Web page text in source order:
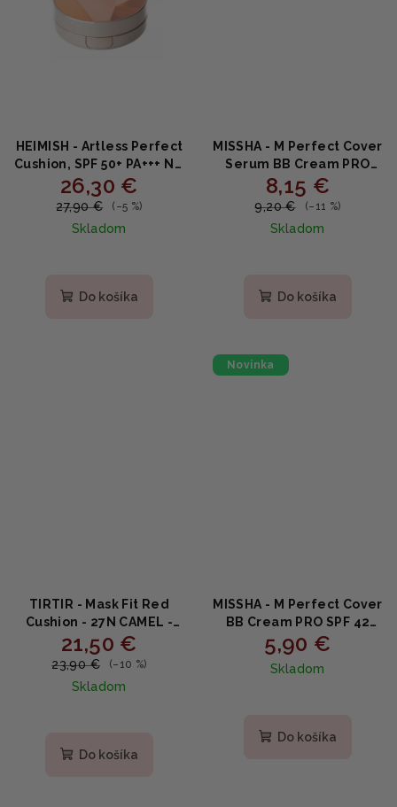
HEIMISH - Artless Perfect
Cushion, SPF 50+ PA+++ NO
25. Medium Beige -
Dlhotrvácny make-up v
hubke odtieň 25
26,30 €
27,90 € (–5 %)
Skladom
produktu
Do košíka
MISSHA - M Perfect Cover
Serum BB Cream PRO
#17 - Hydratačný BB
krém s niacínamidom a
fermentmi 20ml
8,15 €
9,20 € (–11 %)
Skladom
Do košíka
TIRTIR - Mask Fit Red
Cushion - 27N CAMEL -
Dlhotrvajúci make-up na
tvár 18g
21,50 €
23,90 € (–10 %)
Skladom
Do košíka
Novinka
MISSHA - M Perfect Cover
BB Cream PRO SPF 42
PA+++ #19 - Krycí BB krém
s ochranou SPF42 20ml
5,90 €
Skladom
Do košíka